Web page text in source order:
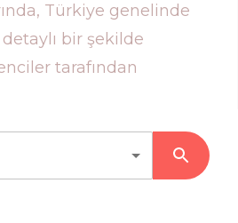
Türkiye genelinde
bir şekilde
tarafından